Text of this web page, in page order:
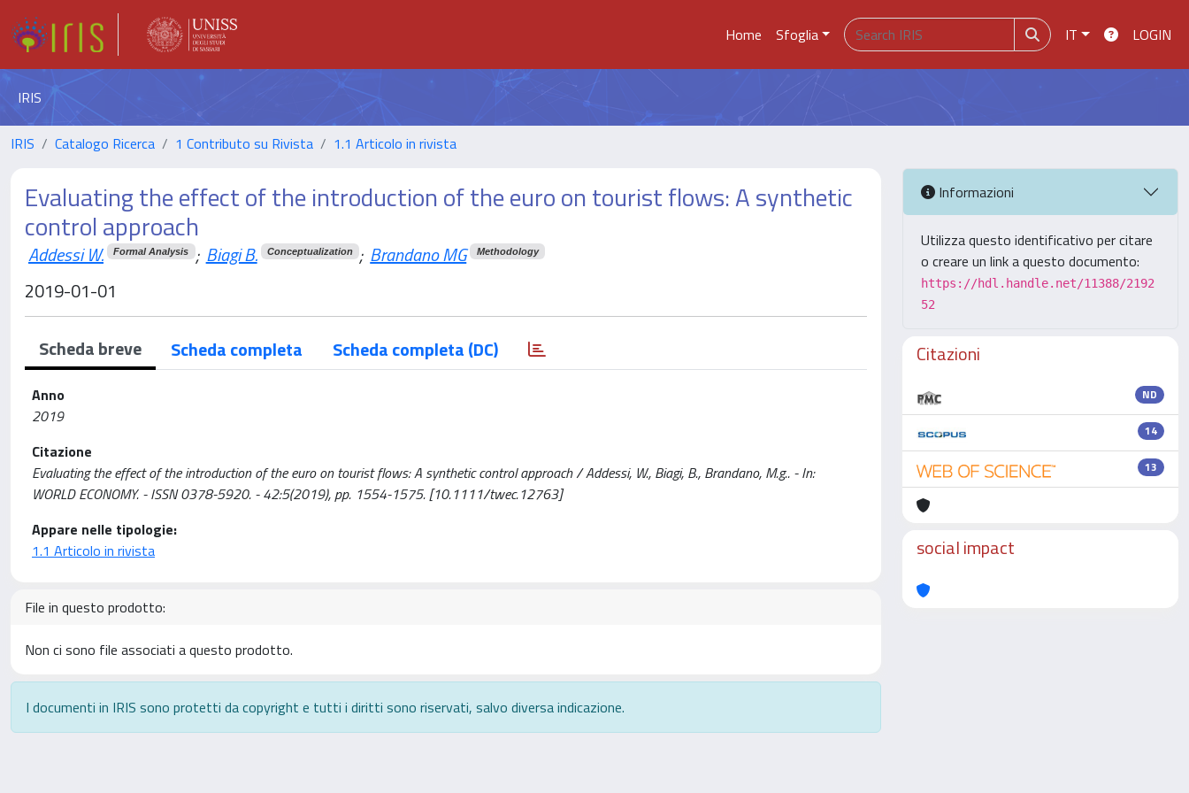
Home Sfoglia IT LOGIN
IRIS
IRIS Catalogo Ricerca 1 Contributo su Rivista 1.1 Articolo in rivista
Evaluating the effect of the introduction of the euro on tourist flows: A synthetic
control approach
Addessi W. Formal Analysis ; Biagi B. Conceptualization ; Brandano MG Methodology
2019-01-01
Scheda breve Scheda completa Scheda completa (DC)
Anno
2019
Citazione
Evaluating the effect of the introduction of the euro on tourist flows: A synthetic control approach / Addessi, W., Biagi, B., Brandano, M.g.. - In:
WORLD ECONOMY. - ISSN 0378-5920. - 42:5(2019), pp. 1554-1575. [10.1111/twec.12763]
Appare nelle tipologie:
1.1 Articolo in rivista
File in questo prodotto:
Non ci sono file associati a questo prodotto.
I documenti in IRIS sono protetti da copyright e tutti i diritti sono riservati, salvo diversa indicazione.
Informazioni
Utilizza questo identificativo per citare
o creare un link a questo documento:
https://hdl.handle.net/11388/2192
52
Citazioni
ND
14
13
social impact